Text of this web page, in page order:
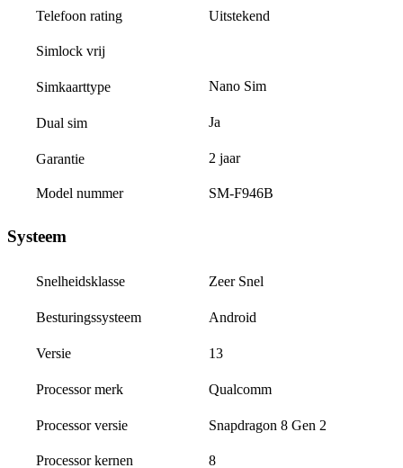
Telefoon rating Uitstekend
Simlock vrij
Simkaarttype Nano Sim
Dual sim Ja
Garantie 2 jaar
Model nummer SM-F946B
Systeem
Snelheidsklasse Zeer Snel
Besturingssysteem Android
Versie 13
Processor merk Qualcomm
Processor versie Snapdragon 8 Gen 2
Processor kernen 8